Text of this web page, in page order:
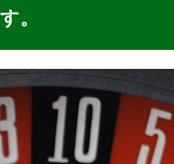
。